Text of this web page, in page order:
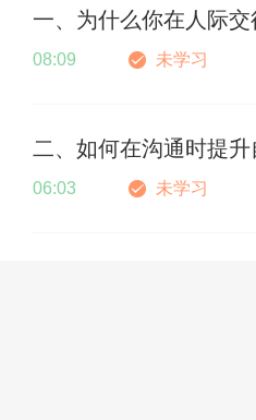
一、为什么你在人际
08:09 未学习
二、如何在沟通时提升
06:03 未学习